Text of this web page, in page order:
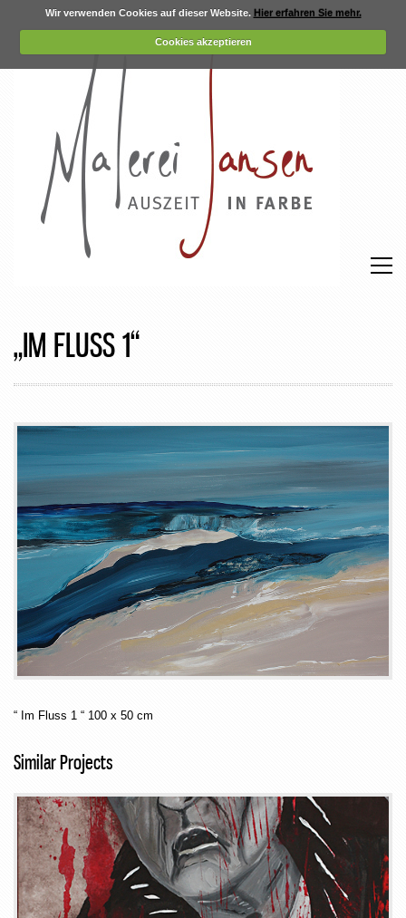
Wir verwenden Cookies auf dieser Website. Hier erfahren Sie mehr.
Cookies akzeptieren
„IM FLUSS 1“
“ Im Fluss 1 “ 100 x 50 cm
Similar Projects